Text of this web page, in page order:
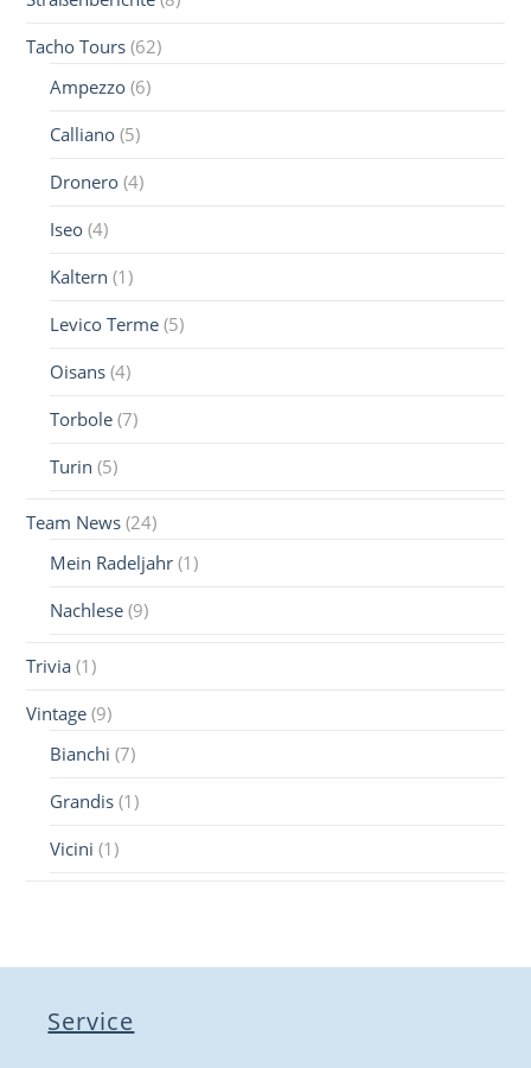
Tacho Tours (62)
Ampezzo (6)
Calliano (5)
Dronero (4)
Iseo (4)
Kaltern (1)
Levico Terme (5)
Oisans (4)
Torbole (7)
Turin (5)
Team News (24)
Mein Radeljahr (1)
Nachlese (9)
Trivia (1)
Vintage (9)
Bianchi (7)
Grandis (1)
Vicini (1)
Service